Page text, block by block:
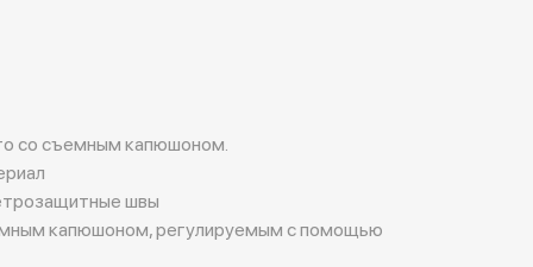
со съемным капюшоном.
швы
капюшоном, регулируемым с помощью